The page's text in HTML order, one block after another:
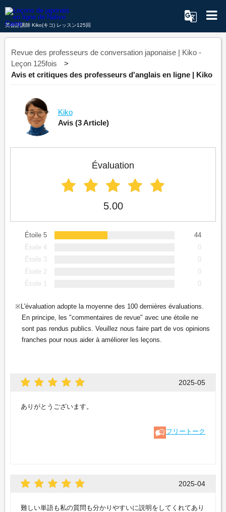
英会話講師 Kiko(キコ) レッスン125回
Revue des professeurs de conversation japonaise | Kiko -
Leçon 125fois
Avis et critiques des professeurs d'anglais en ligne | Kiko
Kiko
Avis (3 Article)
Évaluation
5.00
Étoile 5
44
Étoile 4
0
Étoile 3
0
Étoile 2
0
Étoile 1
0
L'évaluation adopte la moyenne des 100 dernières évaluations.
En principe, les "commentaires de revue" avec une étoile ne
sont pas rendus publics. Veuillez nous faire part de vos opinions
franches pour nous aider à améliorer les leçons.
2025-05
ありがとうございます。
フリートーク
2025-04
難しい単語も私の質問も分かりやすいに説明をしてくれてあり